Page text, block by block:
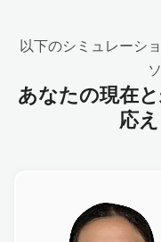
以下のシミュレーシ
あなたの現在
応